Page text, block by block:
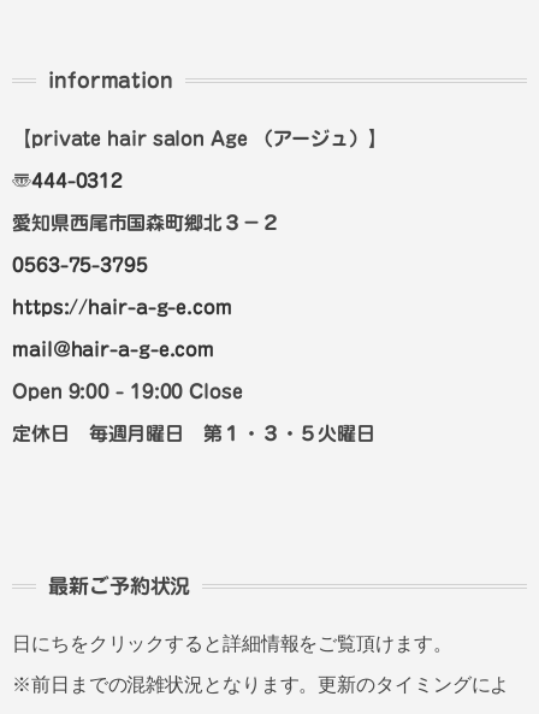
information
【private hair salon Age （アージュ） 】
〠444-0312
愛知県西尾市国森町郷北３－２
0563-75-3795
https://hair-a-g-e.com
mail@hair-a-g-e.com
Open 9:00 - 19:00 Close
定休日 毎週月曜日 第１・３・５火曜日
最新ご予約状況
日にちをクリックすると詳細情報をご覧頂けます。
※前日までの混雑状況となります。更新のタイミングによ